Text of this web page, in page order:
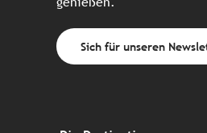
Sich für unseren